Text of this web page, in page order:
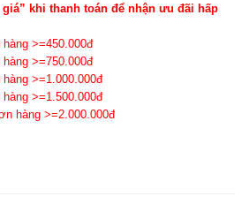
giá” khi thanh toán để nhận ưu đãi hấp
>=450.000đ
>=750.000đ
>=1.000.000đ
>=1.500.000đ
hàng >=2.000.000đ